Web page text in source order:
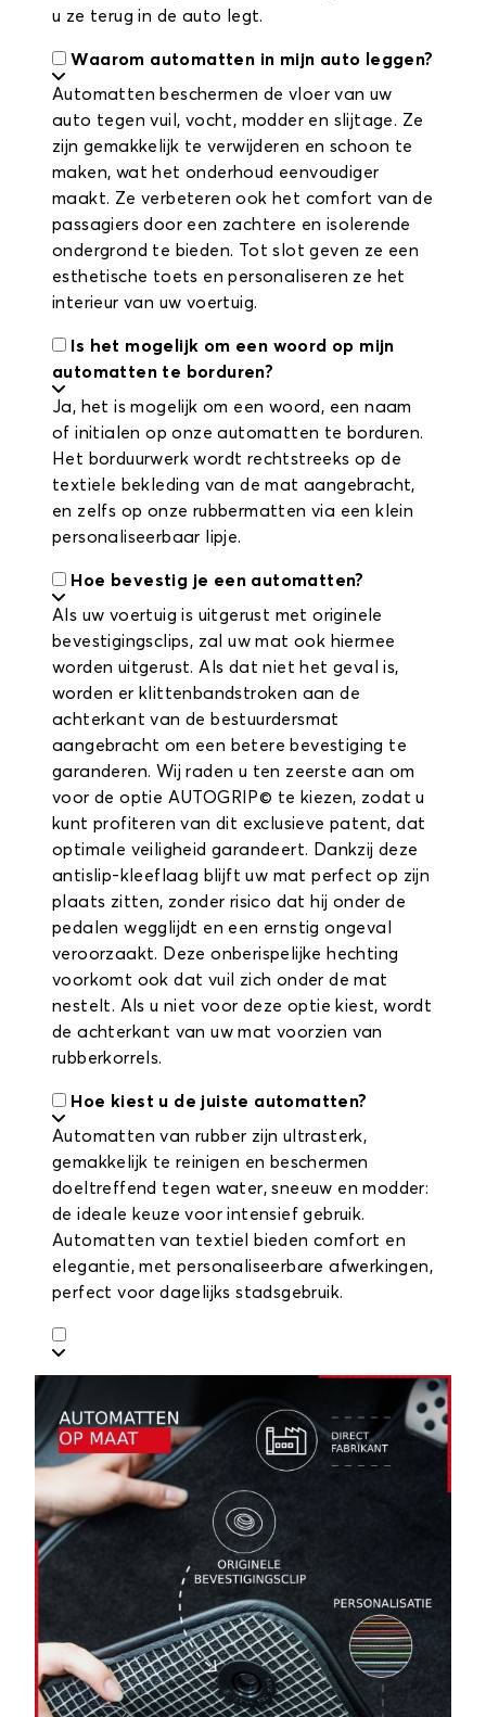
u ze terug in de auto legt.
Waarom automatten in mijn auto leggen?
Automatten beschermen de vloer van uw
auto tegen vuil, vocht, modder en slijtage. Ze
zijn gemakkelijk te verwijderen en schoon te
maken, wat het onderhoud eenvoudiger
maakt. Ze verbeteren ook het comfort van de
passagiers door een zachtere en isolerende
ondergrond te bieden. Tot slot geven ze een
esthetische toets en personaliseren ze het
interieur van uw voertuig.
Is het mogelijk om een woord op mijn
automatten te borduren?
Ja, het is mogelijk om een woord, een naam
of initialen op onze automatten te borduren.
Het borduurwerk wordt rechtstreeks op de
textiele bekleding van de mat aangebracht,
en zelfs op onze rubbermatten via een klein
personaliseerbaar lipje.
Hoe bevestig je een automatten?
Als uw voertuig is uitgerust met originele
bevestigingsclips, zal uw mat ook hiermee
worden uitgerust. Als dat niet het geval is,
worden er klittenbandstroken aan de
achterkant van de bestuurdersmat
aangebracht om een betere bevestiging te
garanderen. Wij raden u ten zeerste aan om
voor de optie AUTOGRIP© te kiezen, zodat u
kunt profiteren van dit exclusieve patent, dat
optimale veiligheid garandeert. Dankzij deze
antislip-kleeflaag blijft uw mat perfect op zijn
plaats zitten, zonder risico dat hij onder de
pedalen wegglijdt en een ernstig ongeval
veroorzaakt. Deze onberispelijke hechting
voorkomt ook dat vuil zich onder de mat
nestelt. Als u niet voor deze optie kiest, wordt
de achterkant van uw mat voorzien van
rubberkorrels.
Hoe kiest u de juiste automatten?
Automatten van rubber zijn ultrasterk,
gemakkelijk te reinigen en beschermen
doeltreffend tegen water, sneeuw en modder:
de ideale keuze voor intensief gebruik.
Automatten van textiel bieden comfort en
elegantie, met personaliseerbare afwerkingen,
perfect voor dagelijks stadsgebruik.